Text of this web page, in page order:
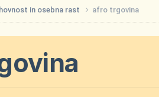
in osebna rast afro trgovina